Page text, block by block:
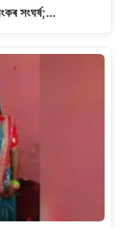
সংঘৰ্ষ;…